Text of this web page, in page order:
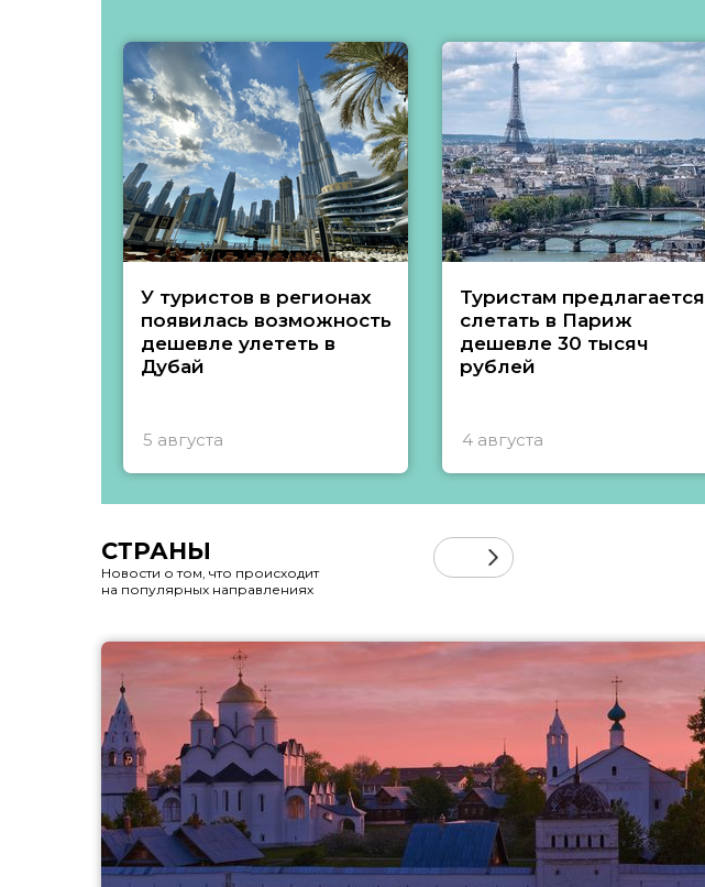
У туристов в регионах
появилась возможность
дешевле улететь в
Дубай
5 августа
Туристам предлагается
слетать в Париж
дешевле 30 тысяч
рублей
4 августа
СТРАНЫ
Новости о том, что происходит
на популярных направлениях